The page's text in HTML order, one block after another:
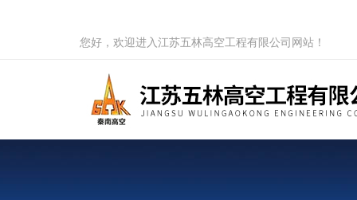
您好，欢迎进入江苏五林高空工程有限公司网站！